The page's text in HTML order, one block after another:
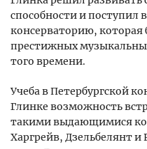
способности и поступил
консерваторию,
престижных
того времени.
Учеба в Петербургской
Глинке возможность
такими выдающимися
Харгрейв, Дзельбелянт и